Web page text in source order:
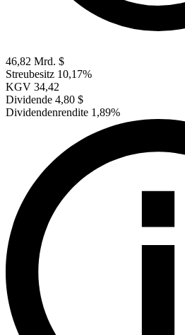
46,82 Mrd. $
Streubesitz 10,17%
KGV 34,42
Dividende 4,80 $
Dividendenrendite 1,89%